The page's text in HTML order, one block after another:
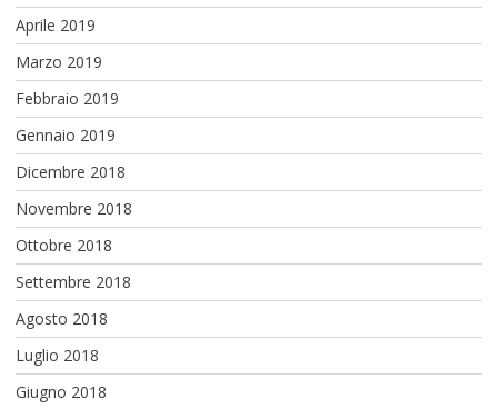
Aprile 2019
Marzo 2019
Febbraio 2019
Gennaio 2019
Dicembre 2018
Novembre 2018
Ottobre 2018
Settembre 2018
Agosto 2018
Luglio 2018
Giugno 2018